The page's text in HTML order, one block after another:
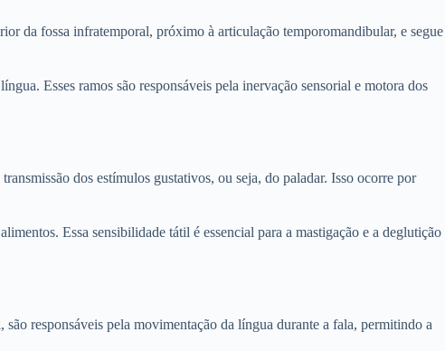
da fossa infratemporal, próximo à articulação temporomandibular, e segue
Esses ramos são responsáveis pela inervação sensorial e motora dos
dos estímulos gustativos, ou seja, do paladar. Isso ocorre por
Essa sensibilidade tátil é essencial para a mastigação e a deglutição
responsáveis pela movimentação da língua durante a fala, permitindo a